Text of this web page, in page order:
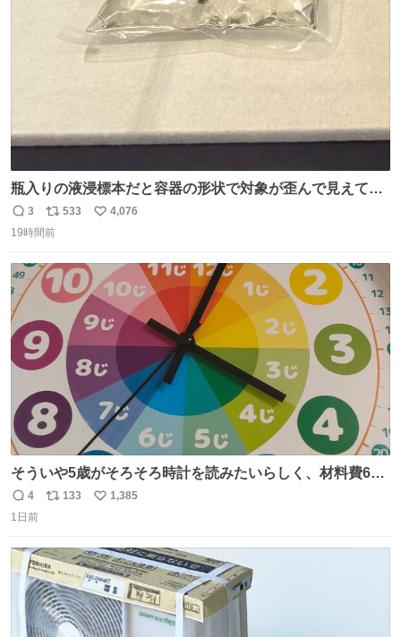
ン戦争の歴史があった。
瓶入りの液浸標本だと容器の形状で対象が歪んで見えてし
まうことから、なるべく歪みがない状態で観察しやすいよ
うにこのような形で保存していると前に科博の先生から教
返
信
3
リ
ポ
ト
数
533
い
数
4,076
19時間前
そういや5歳がそろそろ時計を読みたいらしく、材料費600
円で作れる知育時計作ってみた！ めっちゃ簡単！ ありがと
う先人！
返
信
4
リ
ト
数
133
い
数
1,385
1日前